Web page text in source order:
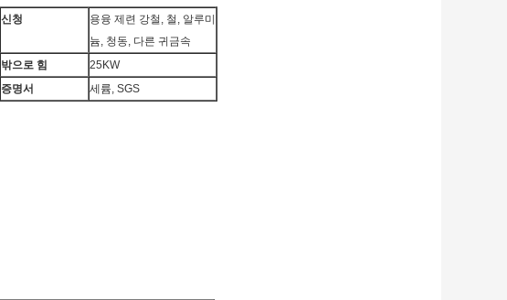
신청
용융 제련 강철, 철, 알루미
늄, 청동, 다른 귀금속
밖으로 힘
25KW
증명서 세륨, SGS